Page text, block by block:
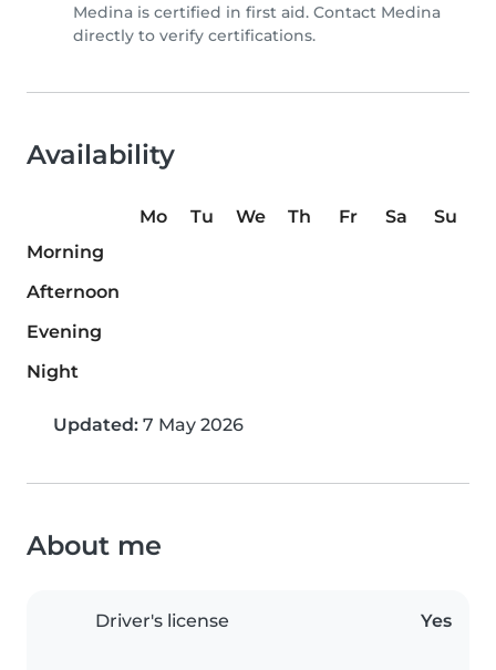
Medina is certified in first aid. Contact Medina
directly to verify certifications.
Availability
Mo Tu We Th Fr Sa
Su
Morning
Afternoon
Evening
Night
Updated: 7 May 2026
About me
Driver's license Yes